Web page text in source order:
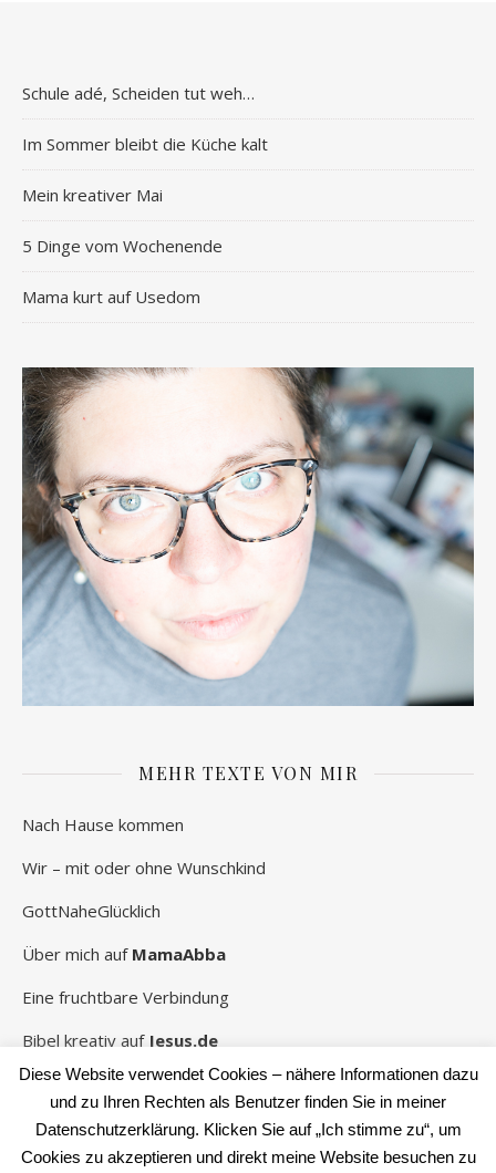
Schule adé, Scheiden tut weh…
Im Sommer bleibt die Küche kalt
Mein kreativer Mai
5 Dinge vom Wochenende
Mama kurt auf Usedom
MEHR TEXTE VON MIR
Nach Hause kommen
Wir – mit oder ohne Wunschkind
GottNaheGlücklich
Über mich auf MamaAbba
Eine fruchtbare Verbindung
Bibel kreativ auf Jesus.de
2026 Rebekka Schwaneberg ©
Diese Website verwendet Cookies – nähere Informationen dazu
und zu Ihren Rechten als Benutzer finden Sie in meiner
Datenschutzerklärung. Klicken Sie auf „Ich stimme zu“, um
Cookies zu akzeptieren und direkt meine Website besuchen zu